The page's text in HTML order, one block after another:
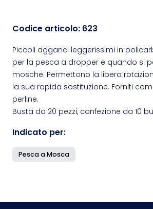
Codice articolo: 623
Piccoli agganci leggerissimi in
per la pesca a dropper e quando si
mosche. Permettono la libera
la sua rapida sostituzione. Forniti
perline.
Busta da 20 pezzi, confezione da 10
Indicato per:
Pesca a Mosca